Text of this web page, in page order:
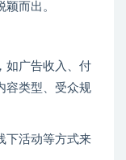
而出。
如广告收入、付
容类型、受众规
下活动等方式来